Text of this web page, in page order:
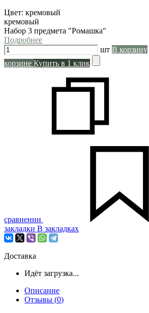
Цвет: кремовый
кремовый
Набор 3 предмета "Ромашка"
Подробнее
шт В корзину
корзине Купить в 1 клик
сравнении
закладки В закладках
Доставка
Идёт загрузка...
Описание
Отзывы (0)